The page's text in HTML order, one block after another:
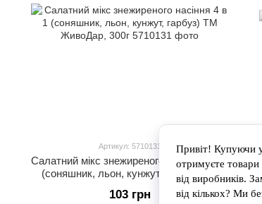
Артикул: 5710131
Салатний мікс знежиреного насіння 4 в 1
(соняшник, льон, кунжут, гарбуз) ТМ
103 грн